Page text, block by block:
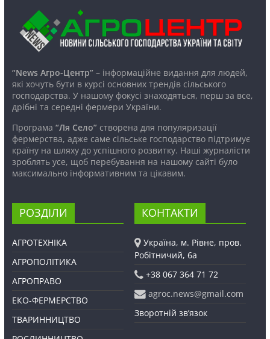
“News Агро-Центр”– інформаційне видання для людей,
які хочуть бути в курсі основних трендів сільського
господарства. У нашому фокусі знаходяться, перш за все,
дрібні та середні фермери України.
Програма “Ля Село”створена для популяризації
фермерства, адже саме сільське господарство підтримує
країну на шляху до успішного розвитку. Наші журналісти
зроблять усе, щоб перебування на нашому сайті було
максимально інформативним та цікавим.
РОЗДІЛИ
АГРОТЕХНІКА
АГРОПОЛІТИКА
АГРОПРАВО
ЕКО-ФЕРМЕРСТВО
ТВАРИННИЦТВО
КОНТАКТИ
Україна, м. Рівне, пров.
Робітничий, 6а
+38 067 364 71 72
agroc.news@gmail.com
Зворотній зв’язок